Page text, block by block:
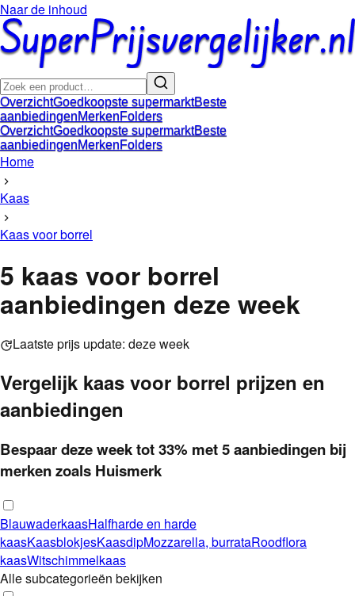
Naar de inhoud
OverzichtGoedkoopste supermarktBeste
aanbiedingenMerkenFolders
OverzichtGoedkoopste supermarktBeste
aanbiedingenMerkenFolders
Home
Kaas
Kaas voor borrel
5 kaas voor borrel
aanbiedingen deze week
Laatste prijs update: deze week
Vergelijk kaas voor borrel prijzen en
aanbiedingen
Bespaar deze weektot33% met5aanbiedingen bij
merken zoals Huismerk
BlauwaderkaasHalfharde en harde
kaasKaasblokjesKaasdipMozzarella, burrataRoodflora
kaasWitschimmelkaas
Alle subcategorieën bekijken